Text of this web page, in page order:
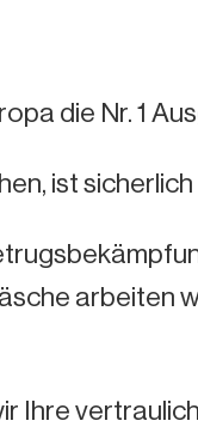
die Nr. 1
ist
arbeiten
Ihre